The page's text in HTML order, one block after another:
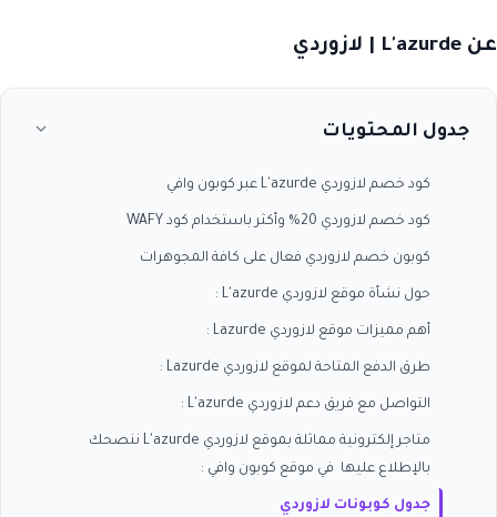
عن L'azurde | لازوردي
جدول المحتويات
كود خصم لازوردي L'azurde عبر كوبون وافي
كود خصم لازوردي 20% وأكثر باستخدام كود WAFY
كوبون خصم لازوردي فعال على كافة المجوهرات
حول نشأة موقع لازوردي L'azurde :
أهم مميزات موقع لازوردي Lazurde :
طرق الدفع المتاحة لموقع لازوردي Lazurde :
التواصل مع فريق دعم لازوردي L'azurde :
متاجر إلكترونية مماثلة بموقع لازوردي L'azurde ننصحك
بالإطلاع عليها في موقع كوبون وافي :
جدول كوبونات لازوردي